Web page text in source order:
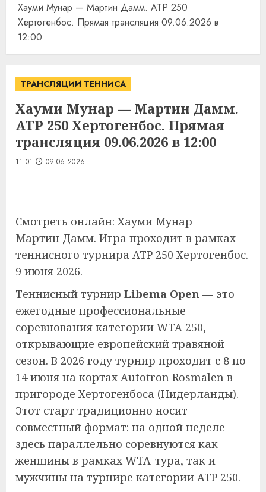
Хауми Мунар — Мартин Дамм. ATP 250
Хертогенбос. Прямая трансляция 09.06.2026 в
12:00
ТРАНСЛЯЦИИ ТЕННИСА
Хауми Мунар — Мартин Дамм.
ATP 250 Хертогенбос. Прямая
трансляция 09.06.2026 в 12:00
11:01 09.06.2026
Смотреть онлайн: Хауми Мунар —
Мартин Дамм. Игра проходит в рамках
теннисного турнира ATP 250 Хертогенбос.
9 июня 2026.
Теннисный турнир Libema Open — это
ежегодные профессиональные
соревнования категории WTA 250,
открывающие европейский травяной
сезон. В 2026 году турнир проходит с 8 по
14 июня на кортах Autotron Rosmalen в
пригороде Хертогенбоса (Нидерланды).
Этот старт традиционно носит
совместный формат: на одной неделе
здесь параллельно соревнуются как
женщины в рамках WTA-тура, так и
мужчины на турнире категории ATP 250.